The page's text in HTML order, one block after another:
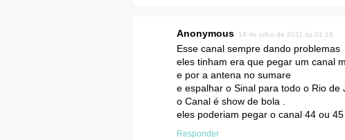
Anonymous 14 de julho de 2011 às 01:19
Esse canal sempre dando problemas
eles tinham era que pegar um canal
e por a antena no sumare
e espalhar o Sinal para todo o Rio de
o Canal é show de bola .
eles poderiam pegar o canal 44 ou 45
Responder